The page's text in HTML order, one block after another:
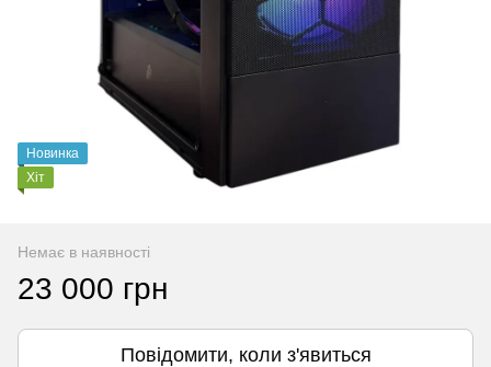
Новинка
Хіт
Немає в наявності
23 000 грн
Повідомити, коли з'явиться